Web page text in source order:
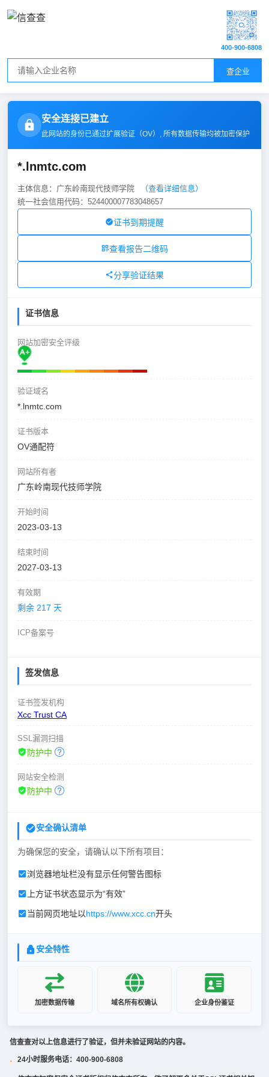
查企业
400-900-6808
安全连接已建立
此网站的身份已通过扩展验证（OV）, 所有数据传输均被加密保护
*.lnmtc.com
主体信息：广东岭南现代技师学院
（查看详细信息）
统一社会信用代码：524400007783048657
证书到期提醒
查看报告二维码
分享验证结果
证书信息
网站加密安全评级
验证域名
*.lnmtc.com
证书版本
OV通配符
网站所有者
广东岭南现代技师学院
开始时间
2023-03-13
结束时间
2027-03-13
有效期
剩余 217 天
ICP备案号
签发信息
证书签发机构
Xcc Trust CA
SSL漏洞扫描
防护中
网站安全检测
防护中
安全确认清单
为确保您的安全，请确认以下所有项目：
浏览器地址栏没有显示任何警告图标
上方证书状态显示为“有效”
当前网页地址以https://www.xcc.cn开头
安全特性
加密数据传输 域名所有权确认 企业身份鉴证
信查查对以上信息进行了验证，但并未验证网站的内容。
· 24小时服务电话：400-900-6808